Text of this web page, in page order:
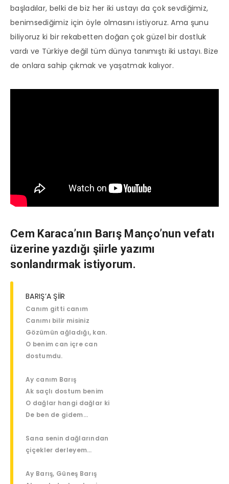
başladılar, belki de biz her iki ustayı da çok sevdiğimiz,
benimsediğimiz için öyle olmasını istiyoruz. Ama şunu
biliyoruz ki bir rekabetten doğan çok güzel bir dostluk
vardı ve Türkiye değil tüm dünya tanımıştı iki ustayı. Bize
de onlara sahip çıkmak ve yaşatmak kalıyor.
Cem Karaca’nın Barış Manço’nun vefatı
üzerine yazdığı şiirle yazımı
sonlandırmak istiyorum.
BARIŞ’A ŞİİR
Canım gitti canım
Canımı bilir misiniz
Gözümün ağladığı, kan.
O benim can içre can
dostumdu.
Ay canım Barış
Ak saçlı dostum benim
O dağlar hangi dağlar ki
De ben de gidem…
Sana senin dağlarından
çiçekler derleyem…
Ay Barış, Güneş Barış